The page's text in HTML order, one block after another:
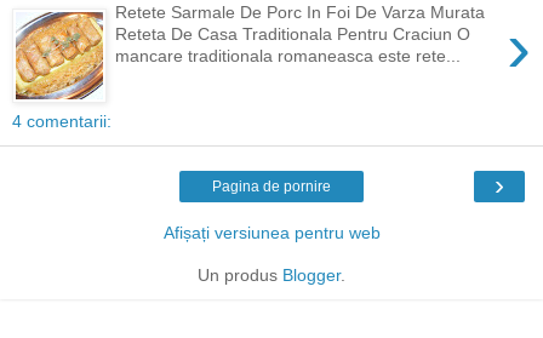
›
Retete Sarmale De Porc In Foi De Varza Murata
Reteta De Casa Traditionala Pentru Craciun O
mancare traditionala romaneasca este rete...
4 comentarii:
›
Pagina de pornire
Afișați versiunea pentru web
Un produs Blogger.